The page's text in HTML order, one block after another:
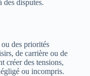
des disputes.
des priorités
de carrière ou de
créer des tensions,
ou incompris.